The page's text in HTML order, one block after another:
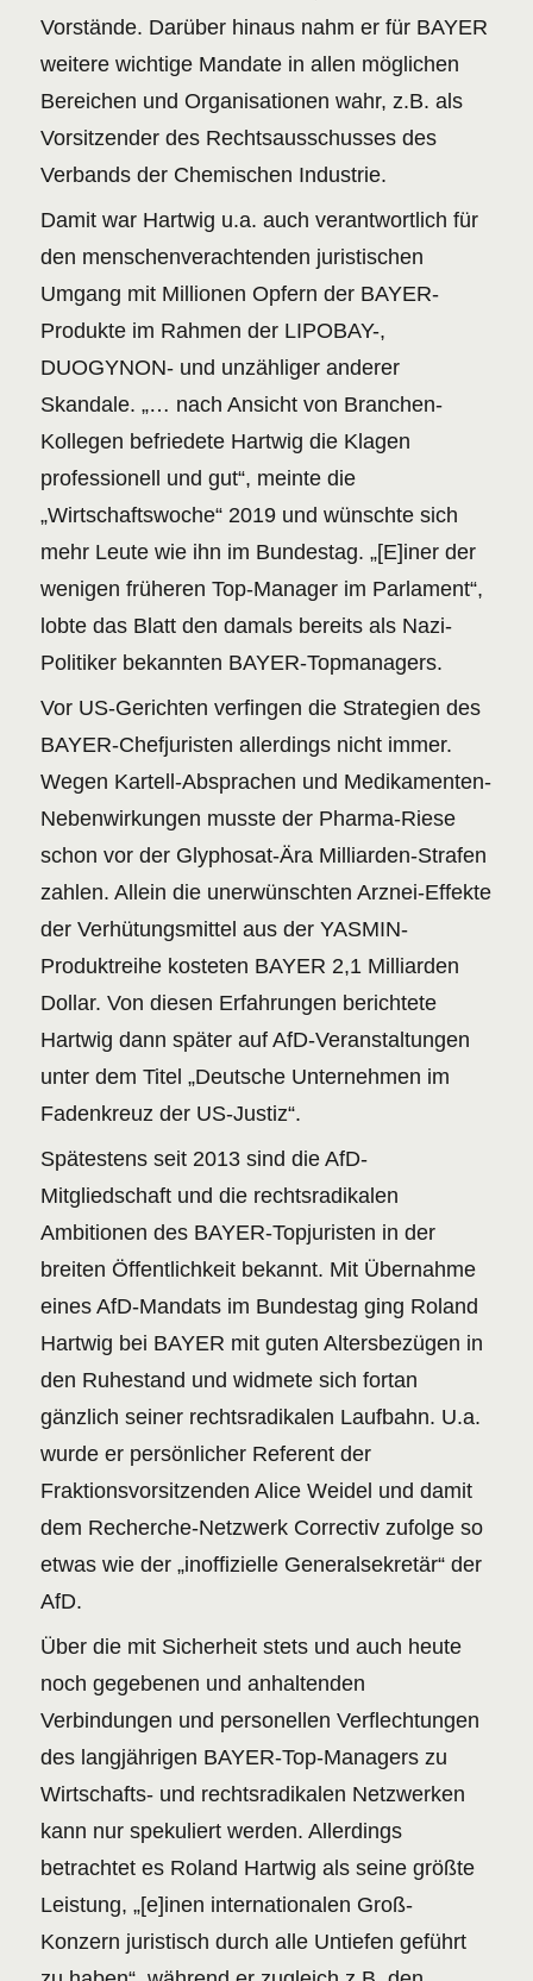
Vorstände. Darüber hinaus nahm er für BAYER
weitere wichtige Mandate in allen möglichen
Bereichen und Organisationen wahr, z.B. als
Vorsitzender des Rechtsausschusses des
Verbands der Chemischen Industrie.
Damit war Hartwig u.a. auch verantwortlich für
den menschenverachtenden juristischen
Umgang mit Millionen Opfern der BAYER-
Produkte im Rahmen der LIPOBAY-,
DUOGYNON- und unzähliger anderer
Skandale. „… nach Ansicht von Branchen-
Kollegen befriedete Hartwig die Klagen
professionell und gut“, meinte die
„Wirtschaftswoche“ 2019 und wünschte sich
mehr Leute wie ihn im Bundestag. „[E]iner der
wenigen früheren Top-Manager im Parlament“,
lobte das Blatt den damals bereits als Nazi-
Politiker bekannten BAYER-Topmanagers.
Vor US-Gerichten verfingen die Strategien des
BAYER-Chefjuristen allerdings nicht immer.
Wegen Kartell-Absprachen und Medikamenten-
Nebenwirkungen musste der Pharma-Riese
schon vor der Glyphosat-Ära Milliarden-Strafen
zahlen. Allein die unerwünschten Arznei-Effekte
der Verhütungsmittel aus der YASMIN-
Produktreihe kosteten BAYER 2,1 Milliarden
Dollar. Von diesen Erfahrungen berichtete
Hartwig dann später auf AfD-Veranstaltungen
unter dem Titel „Deutsche Unternehmen im
Fadenkreuz der US-Justiz“.
Spätestens seit 2013 sind die AfD-
Mitgliedschaft und die rechtsradikalen
Ambitionen des BAYER-Topjuristen in der
breiten Öffentlichkeit bekannt. Mit Übernahme
eines AfD-Mandats im Bundestag ging Roland
Hartwig bei BAYER mit guten Altersbezügen in
den Ruhestand und widmete sich fortan
gänzlich seiner rechtsradikalen Laufbahn. U.a.
wurde er persönlicher Referent der
Fraktionsvorsitzenden Alice Weidel und damit
dem Recherche-Netzwerk Correctiv zufolge so
etwas wie der „inoffizielle Generalsekretär“ der
AfD.
Über die mit Sicherheit stets und auch heute
noch gegebenen und anhaltenden
Verbindungen und personellen Verflechtungen
des langjährigen BAYER-Top-Managers zu
Wirtschafts- und rechtsradikalen Netzwerken
kann nur spekuliert werden. Allerdings
betrachtet es Roland Hartwig als seine größte
Leistung, „[e]inen internationalen Groß-
Konzern juristisch durch alle Untiefen geführt